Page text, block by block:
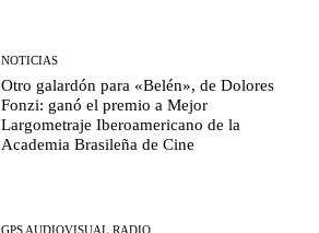
NOTICIAS
Otro galardón para «Belén», de Dolores
Fonzi: ganó el premio a Mejor
Largometraje Iberoamericano de la
Academia Brasileña de Cine
GPS AUDIOVISUAL RADIO